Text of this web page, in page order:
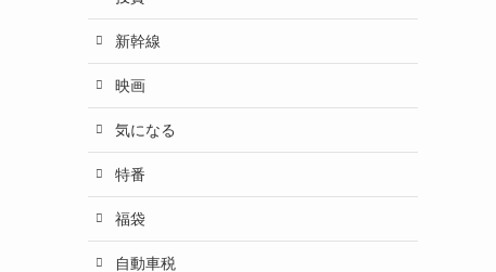
新幹線
映画
気になる
特番
福袋
自動車税